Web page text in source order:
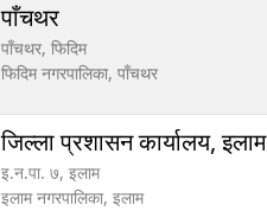
पाँचथर
पाँचथर, फिदिम
फिदिम नगरपालिका, पाँचथर
जिल्ला प्रशासन कार्यालय, इलाम
इ‍‍‍‌.न.पा. ७, इलाम
इलाम नगरपालिका, इलाम